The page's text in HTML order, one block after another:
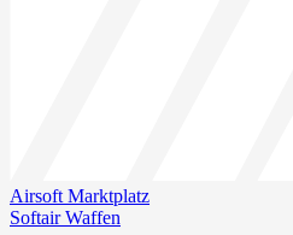
Airsoft Marktplatz
Softair Waffen